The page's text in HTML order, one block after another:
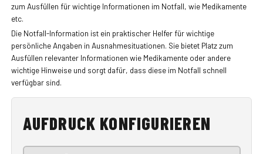
zum Ausfüllen für wichtige Informationen im Notfall, wie Medikamente
etc.
Die Notfall-Information ist ein praktischer Helfer für wichtige
persönliche Angaben in Ausnahmesituationen. Sie bietet Platz zum
Ausfüllen relevanter Informationen wie Medikamente oder andere
wichtige Hinweise und sorgt dafür, dass diese im Notfall schnell
verfügbar sind.
AUFDRUCK KONFIGURIEREN